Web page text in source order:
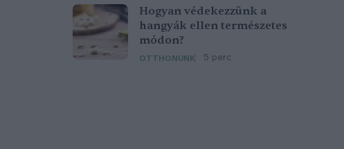
Hogyan védekezzünk a
hangyák ellen természetes
módon?
OTTHONUNK 5 perc